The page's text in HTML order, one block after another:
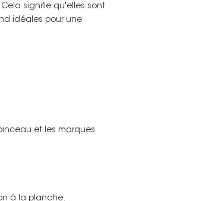
signifie qu'elles sont
idéales pour une
et les marques
à la planche.